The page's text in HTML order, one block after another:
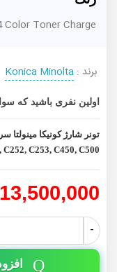
Toner Charge
برند : Konica Minolta
اولین نفری باشید که
C253, C450, C500
13,500,000 تومان
-